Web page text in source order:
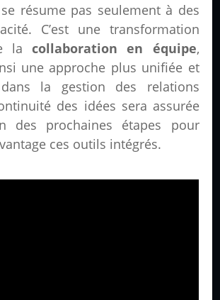
résume pas seulement à des
C’est une transformation
lacollaboration en équipe,
une approche plus unifiée et
la gestion des relations
des idées sera assurée
des prochaines étapes pour
ces outils intégrés.